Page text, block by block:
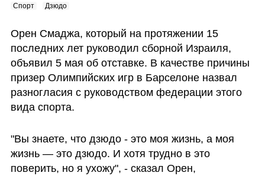
Спорт Дзюдо
Орен Смаджа, который на протяжении 15
последних лет руководил сборной Израиля,
объявил 5 мая об отставке. В качестве причины
призер Олимпийских игр в Барселоне назвал
разногласия с руководством федерации этого
вида спорта.
"Вы знаете, что дзюдо - это моя жизнь, а моя
жизнь — это дзюдо. И хотя трудно в это
поверить, но я ухожу", - сказал Орен,